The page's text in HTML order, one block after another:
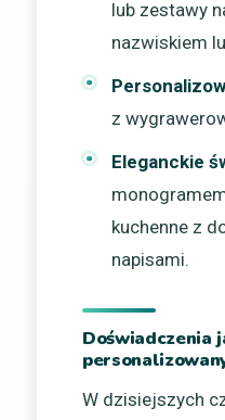
lub zestawy
nazwiskiem
z
Eleganckie
kuchenne z
napisami.
Doświadczenia
W dzisiejszych